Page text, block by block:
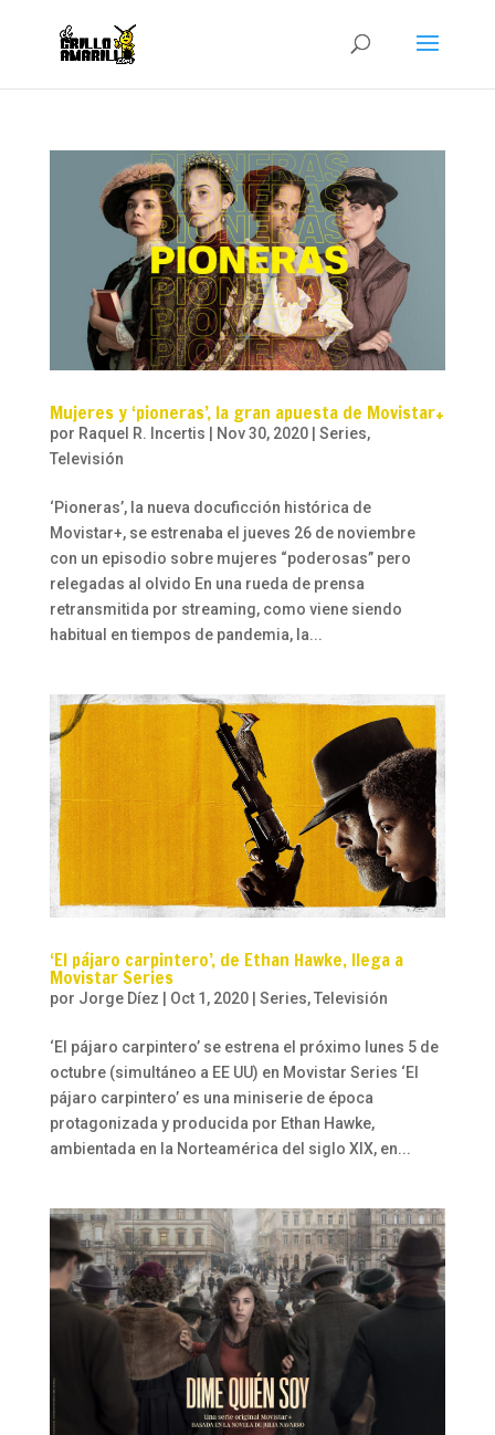
Mujeres y ‘pioneras’, la gran apuesta de Movistar+
por Raquel R. Incertis | Nov 30, 2020| Series,
Televisión
‘Pioneras’, la nueva docuficción histórica de
Movistar+, se estrenaba el jueves 26 de noviembre
con un episodio sobre mujeres “poderosas” pero
relegadas al olvido En una rueda de prensa
retransmitida por streaming, como viene siendo
habitual en tiempos de pandemia, la...
‘El pájaro carpintero’, de Ethan Hawke, llega a
Movistar Series
por Jorge Díez Oct 1, 2020| Series,Televisión
‘El pájaro carpintero’ se estrena el próximo lunes 5 de
octubre (simultáneo a EE UU) en Movistar Series ‘El
pájaro carpintero’ es una miniserie de época
protagonizada y producida por Ethan Hawke,
ambientada en la Norteamérica del siglo XIX, en...